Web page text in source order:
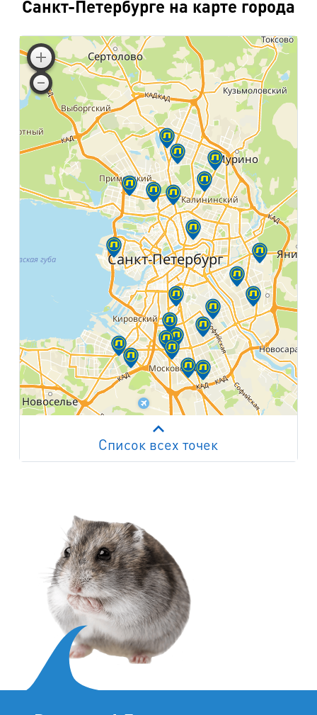
Санкт-Петербурге на карте города
м. Пр. Ветеранов
пр. Ветеранов, д.9
м. Ул. Дыбенко
пр. Большевиков, д.25
м. Комендантский пр.
пр. Авиаконструкторов, д.4
м. Приморская
Работает на API 2ГИС
Лицензионное соглашение
Список всех точек